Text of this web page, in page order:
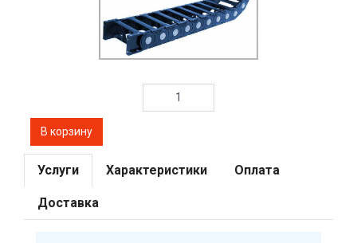
Услуги Характеристики Оплата
Доставка